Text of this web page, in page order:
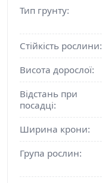
Тип грунту:
Стійкість рослини:
Висота дорослої:
Відстань при
посадці:
Ширина крони:
Група рослин: